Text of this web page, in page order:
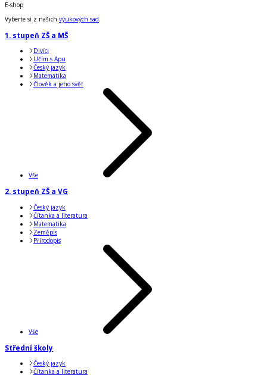
E-shop
Vyberte si z našich výukových sad.
1. stupeň ZŠ a MŠ
Divíci
Učím s Apu
Český jazyk
Matematika
Člověk a jeho svět
Vše
2. stupeň ZŠ a VG
Český jazyk
Čítanka a literatura
Matematika
Zeměpis
Přírodopis
Vše
Střední školy
Český jazyk
Čítanka a literatura